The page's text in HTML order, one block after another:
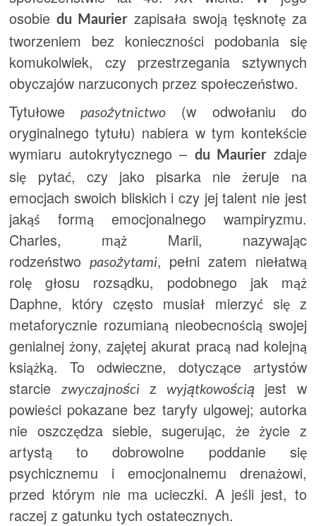
osobiedu Maurierzapisała swoją tęsknotę za
tworzeniem bez konieczności podobania się
komukolwiek, czy przestrzegania sztywnych
obyczajów narzuconych przez społeczeństwo.
Tytułowepasożytnictwo
(w odwołaniu do
oryginalnego tytułu) nabiera w tym kontekście
wymiaru autokrytycznego – du Maurierzdaje
się pytać, czy jako pisarka nie żeruje na
emocjach swoich bliskich i czy jej talent nie jest
jakąś formą emocjonalnego wampiryzmu.
Charles, mąż Marii, nazywając
rodzeństwo pasożytami, pełni zatem niełatwą
rolę głosu rozsądku, podobnego jak mąż
Daphne, który często musiał mierzyć się z
metaforycznie rozumianą nieobecnością swojej
genialnej żony, zajętej akurat pracą nad kolejną
książką. To odwieczne, dotyczące artystów
starcie
zwyczajnościz wyjątkowością
jest w
powieści pokazane bez taryfy ulgowej; autorka
nie oszczędza siebie, sugerując, że życie z
artystą to dobrowolne poddanie się
psychicznemu i emocjonalnemu drenażowi,
przed którym nie ma ucieczki. A jeśli jest, to
raczej z gatunku tych ostatecznych.